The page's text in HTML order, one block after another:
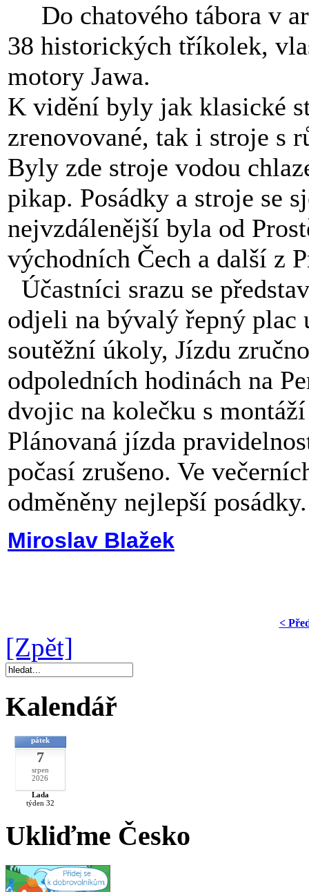
Do chatového tábora v
38 historických tříkolek,
motory Jawa.
K vidění byly jak klasické
zrenovované, tak i stroje s
Byly zde stroje vodou
pikap. Posádky a stroje se
nejvzdálenější byla od
východních Čech a další z
Účastníci srazu se
odjeli na bývalý řepný
soutěžní úkoly, Jízdu
odpoledních hodinách na
dvojic na kolečku s
Plánovaná jízda
počasí zrušeno. Ve
odměněny nejlepší posádky.
Miroslav Blažek
<
[Zpět]
Kalendář
pátek
7
srpen
2026
Lada
týden 32
Ukliďme Česko